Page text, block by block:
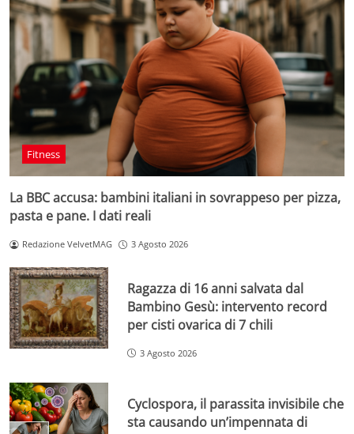
Fitness
La BBC accusa: bambini italiani in sovrappeso per pizza,
pasta e pane. I dati reali
Redazione VelvetMAG 3 Agosto 2026
Ragazza di 16 anni salvata dal
Bambino Gesù: intervento record
per cisti ovarica di 7 chili
3 Agosto 2026
Cyclospora, il parassita invisibile che
sta causando un’impennata di